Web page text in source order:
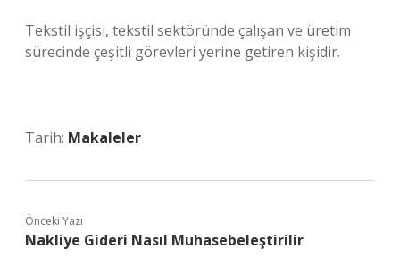
Tekstil işçisi, tekstil sektöründe çalışan ve üretim
sürecinde çeşitli görevleri yerine getiren kişidir.
Tarih: Makaleler
Önceki Yazı
Nakliye Gideri Nasıl Muhasebeleştirilir